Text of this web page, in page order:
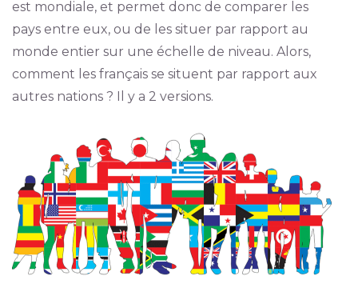
est mondiale, et permet donc de comparer les
pays entre eux, ou de les situer par rapport au
monde entier sur une échelle de niveau. Alors,
comment les français se situent par rapport aux
autres nations ? Il y a 2 versions.